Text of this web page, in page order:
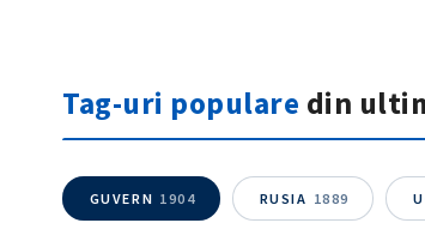
Tag-uri populare din
GUVERN 1904 RUSIA 1889